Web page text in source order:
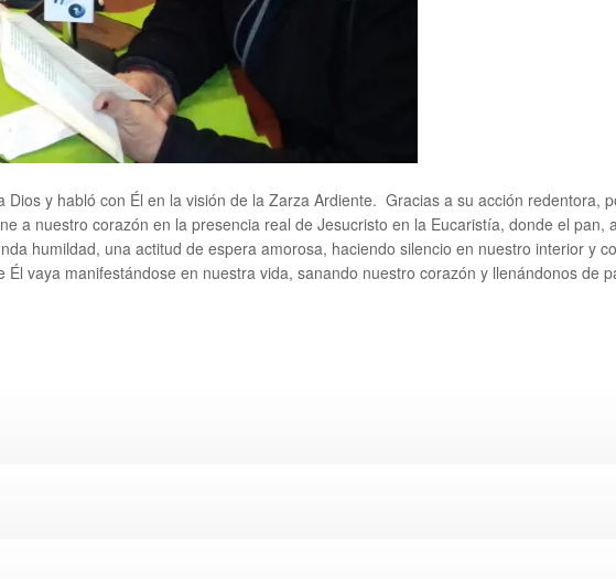
y habló con Él en la visión de la Zarza Ardiente. Gracias a su acción redentora,
a nuestro corazón en la presencia real de Jesucristo en la Eucaristía, donde el pan,
humildad, una actitud de espera amorosa, haciendo silencio en nuestro interior y
vaya manifestándose en nuestra vida, sanando nuestro corazón y llenándonos de